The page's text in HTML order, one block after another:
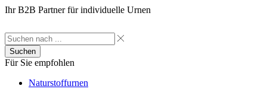
Ihr B2B Partner für individuelle Urnen
Suchen
Für Sie empfohlen
Naturstoffurnen